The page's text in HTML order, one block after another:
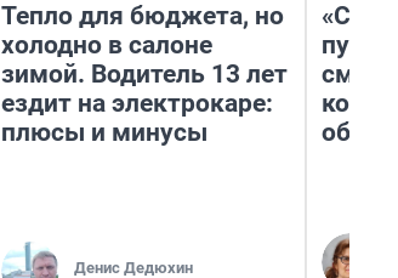
Тепло для бюджета, но
холодно в салоне
зимой. Водитель 13 лет
ездит на электрокаре:
плюсы и минусы
Денис Дедюхин